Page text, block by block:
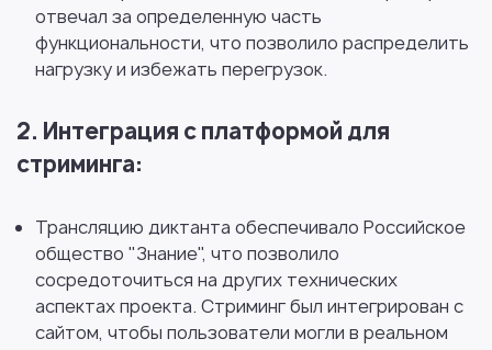
отвечал за определенную часть
функциональности, что позволило распределить
нагрузку и избежать перегрузок.
2. Интеграция с платформой для
стриминга:
Трансляцию диктанта обеспечивало Российское
общество "Знание", что позволило
сосредоточиться на других технических
аспектах проекта. Стриминг был интегрирован с
сайтом, чтобы пользователи могли в реальном